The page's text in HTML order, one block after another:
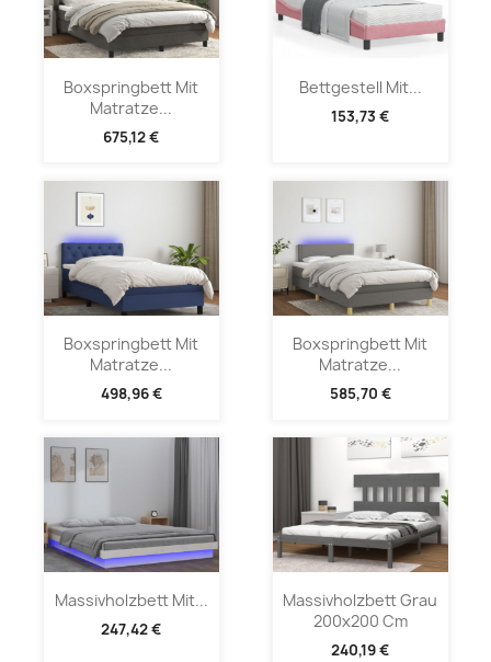
Boxspringbett Mit
Matratze...
675,12 €
Bettgestell Mit...
153,73 €
Boxspringbett Mit
Matratze...
498,96 €
Boxspringbett Mit
Matratze...
585,70 €
Massivholzbett Mit...
247,42 €
Massivholzbett Grau
200x200 Cm
240,19 €